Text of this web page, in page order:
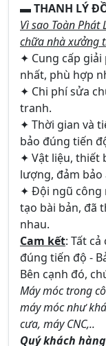
▬ THANH LÝ
Vì sao Toàn
chữa nhà xưởng
✦ Cung cấp
nhất, phù hợp
✦ Chi phí sửa
tranh.
✦ Thời gian và
bảo đúng tiến
✦ Vật liệu, thiết
lượng, đảm bảo
✦ Đội ngũ công
tạo bài bản, đã
nhau.
Cam kết: Tất
đúng tiến độ -
Bên cạnh đó,
Máy móc trong
máy móc như
cưa, máy CNC,..
Quý khách